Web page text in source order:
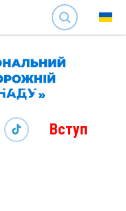
SEARCH
Вступ